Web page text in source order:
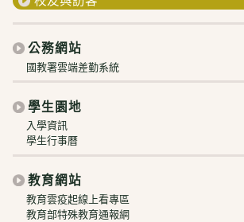
公務網站
國教署雲端差勤系統
學生園地
入學資訊
學生行事曆
教育網站
教育雲疫起線上看專區
教育部特殊教育通報網